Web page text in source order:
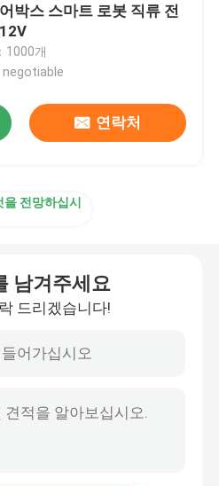
박스 스마트 로봇 직류 전
1000개
negotiable
연락처
을 전망하십시
남겨주세요
드리겠습니다!